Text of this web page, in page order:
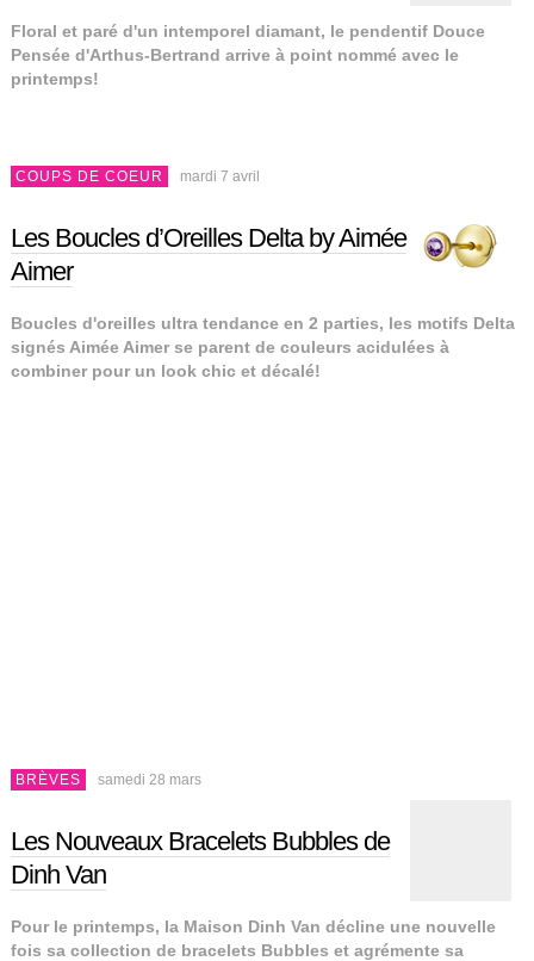
Floral et paré d'un intemporel diamant, le pendentif Douce
Pensée d'Arthus-Bertrand arrive à point nommé avec le
printemps!
COUPS DE COEUR mardi 7 avril
Les Boucles d’Oreilles Delta by Aimée
Aimer
Boucles d'oreilles ultra tendance en 2 parties, les motifs Delta
signés Aimée Aimer se parent de couleurs acidulées à
combiner pour un look chic et décalé!
BRÈVES samedi 28 mars
Les Nouveaux Bracelets Bubbles de
Dinh Van
Pour le printemps, la Maison Dinh Van décline une nouvelle
fois sa collection de bracelets Bubbles et agrémente sa